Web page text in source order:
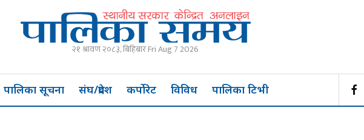
२१ श्रावण २०८३, बिहिबार Fri Aug 7 2026
पालिका सूचना संघ/प्रदेश कर्पोरेट विविध पालिका टिभी